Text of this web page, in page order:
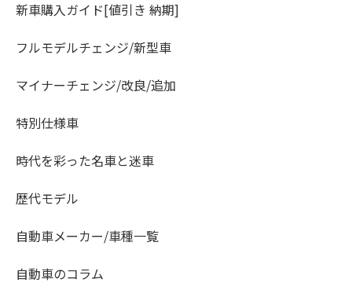
新車購入ガイド[値引き 納期]
フルモデルチェンジ/新型車
マイナーチェンジ/改良/追加
特別仕様車
時代を彩った名車と迷車
歴代モデル
自動車メーカー/車種一覧
自動車のコラム